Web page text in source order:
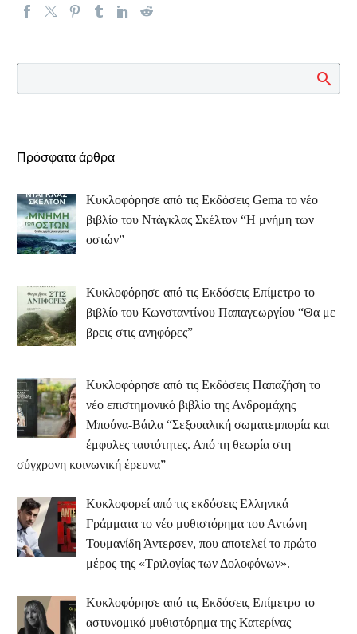
Πρόσφατα άρθρα
Κυκλοφόρησε από τις Εκδόσεις Gema το νέο
βιβλίο του Ντάγκλας Σκέλτον “Η μνήμη των
οστών”
Κυκλοφόρησε από τις Εκδόσεις Επίμετρο το
βιβλίο του Κωνσταντίνου Παπαγεωργίου “Θα με
βρεις στις ανηφόρες”
Κυκλοφόρησε από τις Εκδόσεις Παπαζήση το
νέο επιστημονικό βιβλίο της Ανδρομάχης
Μπούνα-Βάιλα “Σεξουαλική σωματεμπορία και
έμφυλες ταυτότητες. Από τη θεωρία στη
σύγχρονη κοινωνική έρευνα”
Κυκλοφορεί από τις εκδόσεις Ελληνικά
Γράμματα το νέο μυθιστόρημα του Αντώνη
Τουμανίδη Άντερσεν, που αποτελεί το πρώτο
μέρος της «Τριλογίας των Δολοφόνων».
Κυκλοφόρησε από τις Εκδόσεις Επίμετρο το
αστυνομικό μυθιστόρημα της Κατερίνας